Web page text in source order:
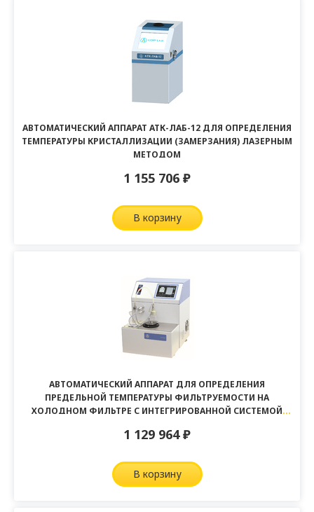
АВТОМАТИЧЕСКИЙ АППАРАТ АТК-ЛАБ-12 ДЛЯ ОПРЕДЕЛЕНИЯ
ТЕМПЕРАТУРЫ КРИСТАЛЛИЗАЦИИ (ЗАМЕРЗАНИЯ) ЛАЗЕРНЫМ
МЕТОДОМ
1 155 706 ₽
в корзину
АВТОМАТИЧЕСКИЙ АППАРАТ ДЛЯ ОПРЕДЕЛЕНИЯ
ПРЕДЕЛЬНОЙ ТЕМПЕРАТУРЫ ФИЛЬТРУЕМОСТИ НА
ХОЛОДНОМ ФИЛЬТРЕ С ИНТЕГРИРОВАННОЙ СИСТЕМОЙ
1 129 964₽
в корзину